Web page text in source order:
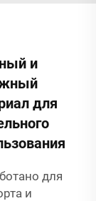
и
для
для
и